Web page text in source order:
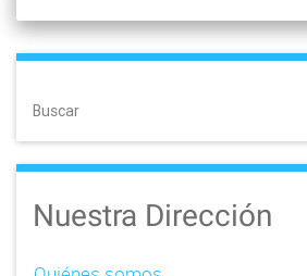
Buscar
Nuestra Dirección